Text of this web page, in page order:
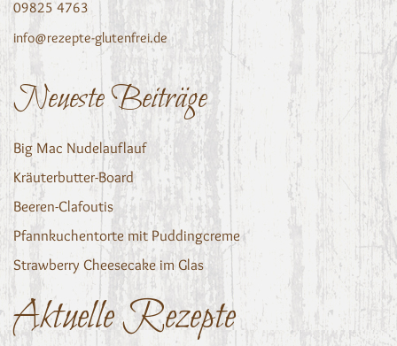
09825 4763
info@rezepte-glutenfrei.de
Neueste Beiträge
Big Mac Nudelauflauf
Kräuterbutter-Board
Beeren-Clafoutis
Pfannkuchentorte mit Puddingcreme
Strawberry Cheesecake im Glas
Aktuelle Rezepte